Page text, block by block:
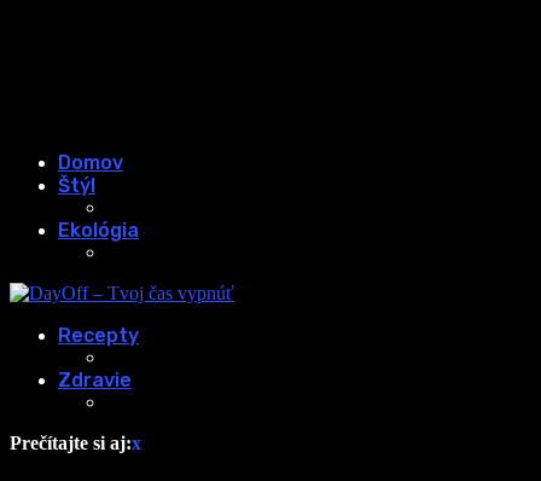
Domov
Štýl
Ekológia
Recepty
Zdravie
Prečítajte si aj:x